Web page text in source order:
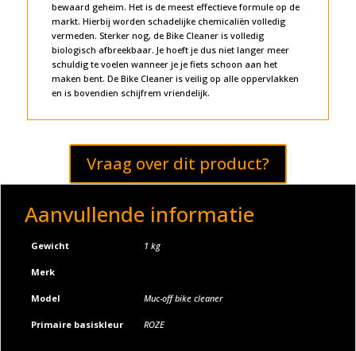
bewaard geheim. Het is de meest effectieve formule op de
markt. Hierbij worden schadelijke chemicaliën volledig
vermeden. Sterker nog, de Bike Cleaner is volledig
biologisch afbreekbaar. Je hoeft je dus niet langer meer
schuldig te voelen wanneer je je fiets schoon aan het
maken bent. De Bike Cleaner is veilig op alle oppervlakken
en is bovendien schijfrem vriendelijk.
Vraag over dit product?
Aanvullende informatie
Gewicht 1 kg
Merk
Model Muc-off bike cleaner
Primaire basiskleur ROZE